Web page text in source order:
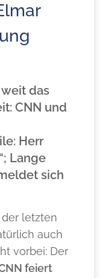
das
CNN und
Herr
Lange
sich
letzten
auch
vorbei: Der
feiert